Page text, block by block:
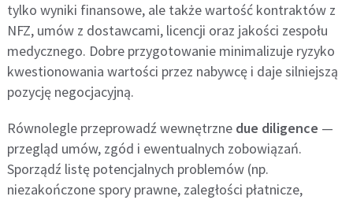
tylko wyniki finansowe, ale także wartość kontraktów z
NFZ, umów z dostawcami, licencji oraz jakości zespołu
medycznego. Dobre przygotowanie minimalizuje ryzyko
kwestionowania wartości przez nabywcę i daje silniejszą
pozycję negocjacyjną.
Równolegle przeprowadź wewnętrzne due diligence —
przegląd umów, zgód i ewentualnych zobowiązań.
Sporządź listę potencjalnych problemów (np.
niezakończone spory prawne, zaległości płatnicze,